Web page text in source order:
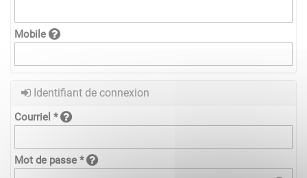
Mobile
Identifiant de connexion
Courriel *
Mot de passe *